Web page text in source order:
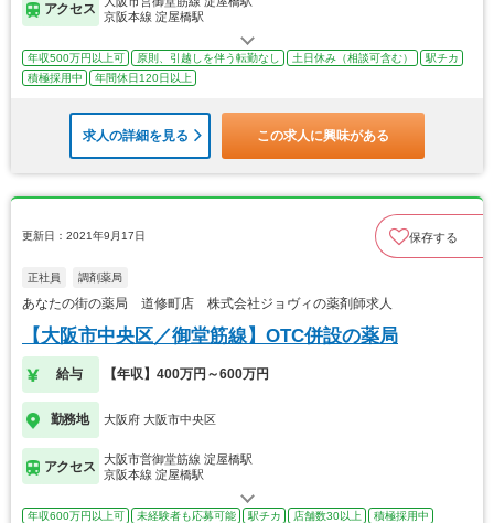
アクセス
京阪本線 淀屋橋駅
年収500万円以上可 原則、引越しを伴う転勤なし 土日休み（相談可含む）
駅チカ
積極採用中
年間休日120日以上
求人の詳細を見る この求人に興味がある
更新日：2021年9月17日 保存する
正社員 調剤薬局
あなたの街の薬局 道修町店 株式会社ジョヴィの薬剤師求人
【大阪市中央区／御堂筋線】OTC併設の薬局
給与 【年収】400万円～600万円
勤務地 大阪府 大阪市中央区
アクセス
大阪市営御堂筋線 淀屋橋駅
京阪本線 淀屋橋駅
年収600万円以上可 未経験者も応募可能 駅チカ 店舗数30以上 積極採用中